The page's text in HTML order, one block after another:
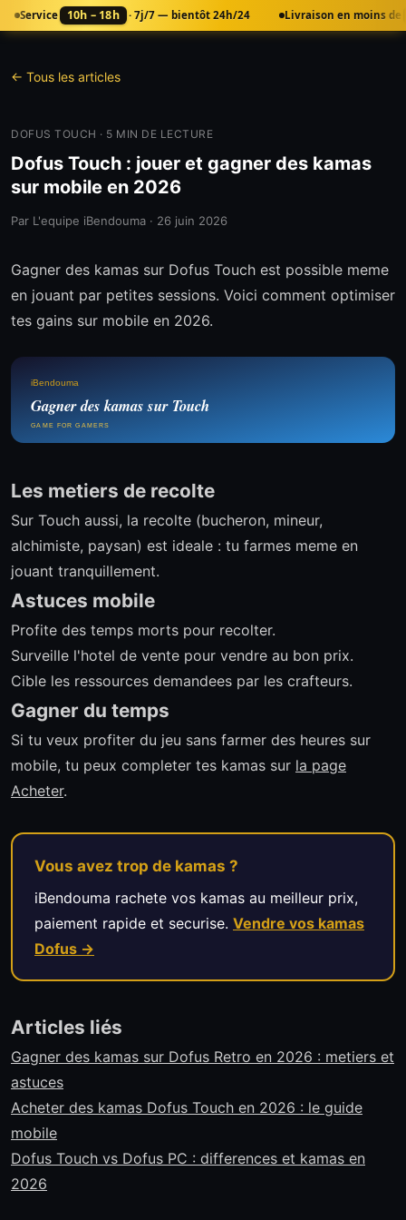
Service 10h – 18h · 7j/7 — bientôt 24h/24 Livraison en moins de
← Tous les articles
DOFUS TOUCH · 5 MIN DE LECTURE
Dofus Touch : jouer et gagner des kamas
sur mobile en 2026
Par L'equipe iBendouma · 26 juin 2026
Gagner des kamas sur Dofus Touch est possible meme
en jouant par petites sessions. Voici comment optimiser
tes gains sur mobile en 2026.
iBendouma
Gagner des kamas sur Touch
GAME FOR GAMERS
Les metiers de recolte
Sur Touch aussi, la recolte (bucheron, mineur,
alchimiste, paysan) est ideale : tu farmes meme en
jouant tranquillement.
Astuces mobile
Profite des temps morts pour recolter.
Surveille l'hotel de vente pour vendre au bon prix.
Cible les ressources demandees par les crafteurs.
Gagner du temps
Si tu veux profiter du jeu sans farmer des heures sur
mobile, tu peux completer tes kamas sur la page
Acheter.
Vous avez trop de kamas ?
iBendouma rachete vos kamas au meilleur prix,
paiement rapide et securise. Vendre vos kamas
Dofus →
Articles liés
Gagner des kamas sur Dofus Retro en 2026 : metiers et
astuces
Acheter des kamas Dofus Touch en 2026 : le guide
mobile
Dofus Touch vs Dofus PC : differences et kamas en
2026